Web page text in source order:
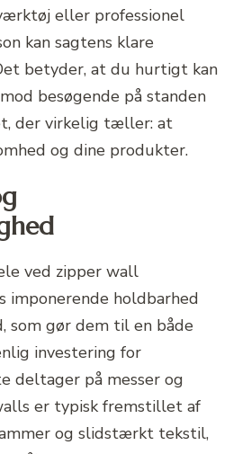
eller professionel
kan sagtens klare
betyder, at du hurtigt kan
besøgende på standen
der virkelig tæller: at
og dine produkter.
ved zipper wall
imponerende holdbarhed
som gør dem til en både
investering for
deltager på messer og
er typisk fremstillet af
og slidstærkt tekstil,